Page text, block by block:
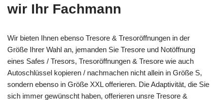
wir Ihr Fachmann
Wir bieten Ihnen ebenso Tresore & Tresoröffnungen in der
Größe Ihrer Wahl an, jemanden Sie Tresore und Notöffnung
eines Safes / Tresors, Tresoröffnungen & Tresore wie auch
Autoschlüssel kopieren / nachmachen nicht allein in Größe S,
sondern ebenso in Größe XXL offerieren. Die Adaptivität, die Sie
sich immer gewünscht haben, offerieren unsre Tresore &